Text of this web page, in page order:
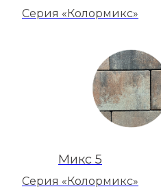
Серия «Колормикс»
Микс 5
Серия «Колормикс»